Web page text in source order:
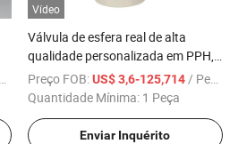
Vídeo
Válvula de esfera real de alta
qualidade personalizada em PPH,
conexões de tubo em material
verde de proteção ambiental
Preço FOB:US$ 3,6-125,714/ Peça
Quantidade Mínima: 1 Peça
Enviar Inquérito